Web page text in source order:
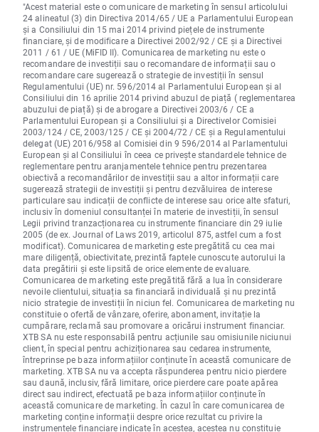
"Acest material este o comunicare de marketing în sensul articolului
24 alineatul (3) din Directiva 2014/65 / UE a Parlamentului European
și a Consiliului din 15 mai 2014 privind piețele de instrumente
financiare, și de modificare a Directivei 2002/92 / CE și a Directivei
2011 / 61 / UE (MiFID II). Comunicarea de marketing nu este o
recomandare de investiții sau o recomandare de informații sau o
recomandare care sugerează o strategie de investiții în sensul
Regulamentului (UE) nr. 596/2014 al Parlamentului European și al
Consiliului din 16 aprilie 2014 privind abuzul de piață ( reglementarea
abuzului de piață) și de abrogare a Directivei 2003/6 / CE a
Parlamentului European și a Consiliului și a Directivelor Comisiei
2003/124 / CE, 2003/125 / CE și 2004/72 / CE și a Regulamentului
delegat (UE) 2016/958 al Comisiei din 9 596/2014 al Parlamentului
European și al Consiliului în ceea ce privește standardele tehnice de
reglementare pentru aranjamentele tehnice pentru prezentarea
obiectivă a recomandărilor de investiții sau a altor informații care
sugerează strategii de investiții și pentru dezvăluirea de interese
particulare sau indicații de conflicte de interese sau orice alte sfaturi,
inclusiv în domeniul consultanței în materie de investiții, în sensul
Legii privind tranzacționarea cu instrumente financiare din 29 iulie
2005 (de ex. Journal of Laws 2019, articolul 875, astfel cum a fost
modificat). Comunicarea de marketing este pregătită cu cea mai
mare diligență, obiectivitate, prezintă faptele cunoscute autorului la
data pregătirii și este lipsită de orice elemente de evaluare.
Comunicarea de marketing este pregătită fără a lua în considerare
nevoile clientului, situația sa financiară individuală și nu prezintă
nicio strategie de investiții în niciun fel. Comunicarea de marketing nu
constituie o ofertă de vânzare, oferire, abonament, invitație la
cumpărare, reclamă sau promovare a oricărui instrument financiar.
XTB SA nu este responsabilă pentru acțiunile sau omisiunile niciunui
client, în special pentru achiziționarea sau cedarea instrumente,
întreprinse pe baza informațiilor conținute în această comunicare de
marketing. XTB SA nu va accepta răspunderea pentru nicio pierdere
sau daună, inclusiv, fără limitare, orice pierdere care poate apărea
direct sau indirect, efectuată pe baza informațiilor conținute în
această comunicare de marketing. În cazul în care comunicarea de
marketing conține informații despre orice rezultat cu privire la
instrumentele financiare indicate în acestea, acestea nu constituie